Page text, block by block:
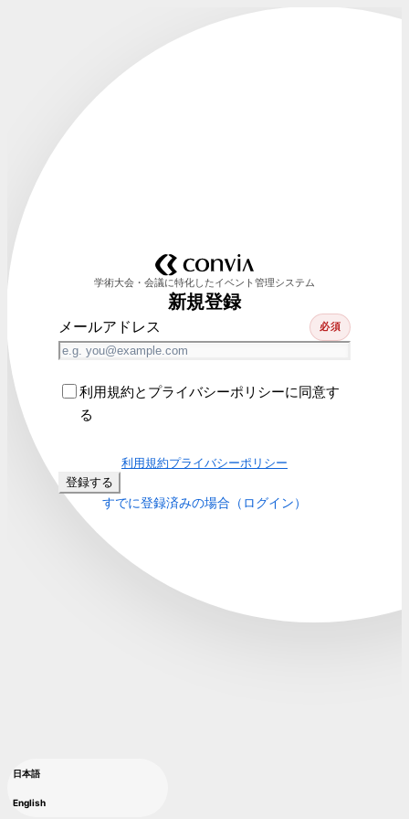
学術大会・会議に特化したイベント管理システム
新規登録
メールアドレス 必須
利用規約とプライバシーポリシーに同意す
る
利用規約プライバシーポリシー
登録する
すでに登録済みの場合（ログイン）
日本語
English